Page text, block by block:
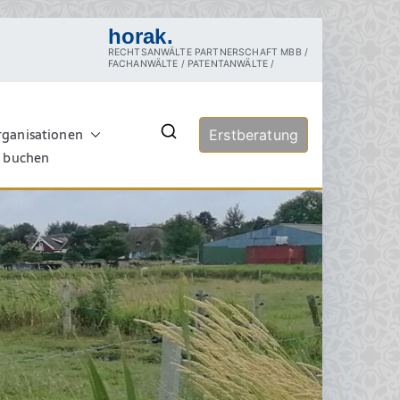
horak.
RECHTSANWÄLTE PARTNERSCHAFT MBB /
FACHANWÄLTE / PATENTANWÄLTE /
Tierschutzrecht,
Sachverständige,
Erstberatung